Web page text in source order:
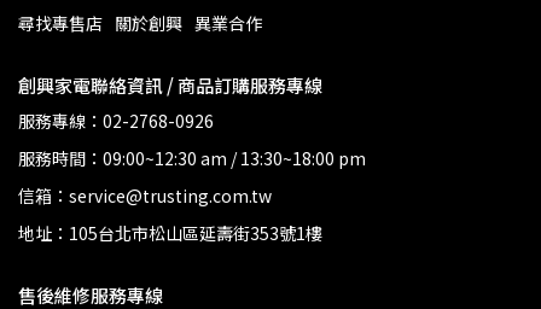
尋找專售店 關於創興 異業合作
創興家電聯絡資訊 / 商品訂購服務專線
服務專線： 02-2768-0926
服務時間：09:00~12:30 am / 13:30~18:00 pm
信箱：service@trusting.com.tw
地址：105台北市松山區延壽街353號1樓
售後維修服務專線